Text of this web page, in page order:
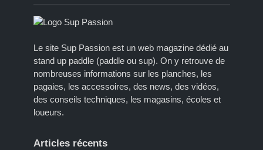
Le site Sup Passion est un web magazine dédié au
stand up paddle (paddle ou sup). On y retrouve de
nombreuses informations sur les planches, les
pagaies, les accessoires, des news, des vidéos,
des conseils techniques, les magasins, écoles et
loueurs.
Articles récents